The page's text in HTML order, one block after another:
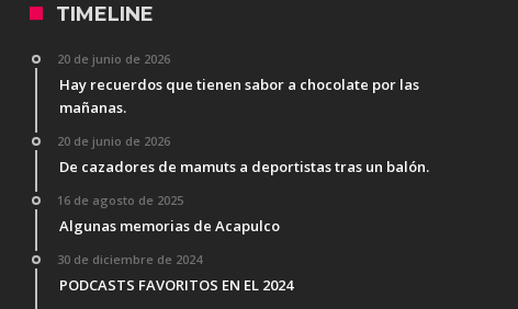
TIMELINE
20 de junio de 2026
Hay recuerdos que tienen sabor a chocolate por las
mañanas.
20 de junio de 2026
De cazadores de mamuts a deportistas tras un balón.
16 de agosto de 2025
Algunas memorias de Acapulco
30 de diciembre de 2024
PODCASTS FAVORITOS EN EL 2024